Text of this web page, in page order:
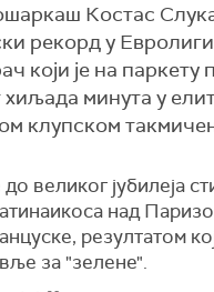
Костас
рекорд у
који је на
хиљада минута у
клупском
до великог јубилеја
над
резултатом
за "зелене".